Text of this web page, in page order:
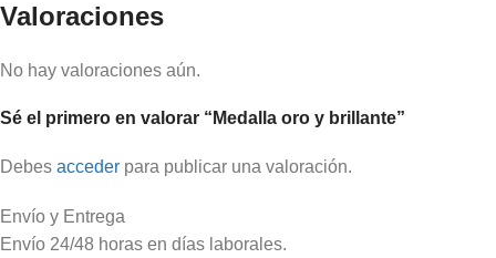
Valoraciones
No hay valoraciones aún.
Sé el primero en valorar “Medalla oro y brillante”
Debes acceder para publicar una valoración.
Envío y Entrega
Envío 24/48 horas en días laborales.